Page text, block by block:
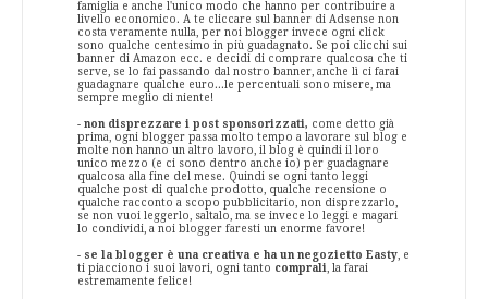
famiglia e anche l'unico modo che hanno per contribuire a
livello economico. A te cliccare sul banner di Adsense non
costa veramente nulla, per noi blogger invece ogni click
sono qualche centesimo in più guadagnato. Se poi clicchi sui
banner di Amazon ecc. e decidi di comprare qualcosa che ti
serve, se lo fai passando dal nostro banner, anche lì ci farai
guadagnare qualche euro...le percentuali sono misere, ma
sempre meglio di niente!
- non disprezzare i post sponsorizzati, come detto già
prima, ogni blogger passa molto tempo a lavorare sul blog e
molte non hanno un altro lavoro, il blog è quindi il loro
unico mezzo (e ci sono dentro anche io) per guadagnare
qualcosa alla fine del mese. Quindi se ogni tanto leggi
qualche post di qualche prodotto, qualche recensione o
qualche racconto a scopo pubblicitario, non disprezzarlo,
se non vuoi leggerlo, saltalo, ma se invece lo leggi e magari
lo condividi, a noi blogger faresti un enorme favore!
- se la blogger è una creativa e ha un negozietto Easty , e
ti piacciono i suoi lavori, ogni tanto comprali , la farai
estremamente felice!